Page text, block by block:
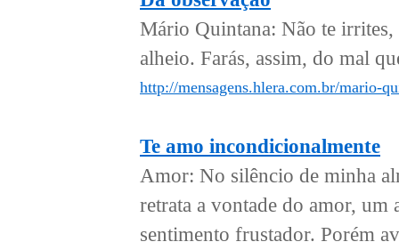
Mário Quintana: Não te
alheio. Farás, assim, do mal
http://mensagens.hlera.com.br/mario-
Te amo incondicionalmente
Amor: No silêncio de minha
retrata a vontade do amor, um
sentimento frustador. Porém